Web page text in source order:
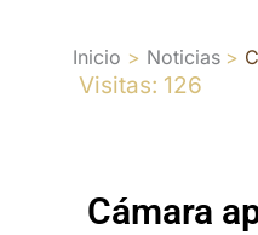
Inicio Noticias
Visitas: 126
Cámara